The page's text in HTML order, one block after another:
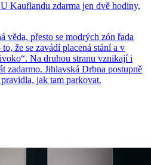
Kauflandu zdarma jen dvě hodiny,
věda, přesto se modrých zón řada
že se zavádí placená stání a v
Na druhou stranu vznikají i
zadarmo. Jihlavská Drbna postupně
jak tam parkovat.